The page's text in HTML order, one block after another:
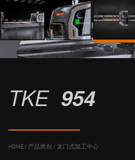
TKE 954
HOME / 产品类别 /龙门式加工中心